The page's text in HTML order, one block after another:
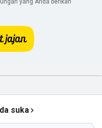
yang Anda berikan
suka